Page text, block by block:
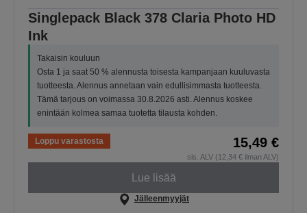
Singlepack Black 378 Claria Photo HD
Ink
Takaisin kouluun
Osta 1 ja saat 50 % alennusta toisesta kampanjaan kuuluvasta
tuotteesta. Alennus annetaan vain edullisimmasta tuotteesta.
Tämä tarjous on voimassa 30.8.2026 asti. Alennus koskee
enintään kolmea samaa tuotetta tilausta kohden.
Loppu varastosta 15,49 €
sis. ALV (12,34 € ilman ALV)
Lue lisää
Jälleenmyyjät